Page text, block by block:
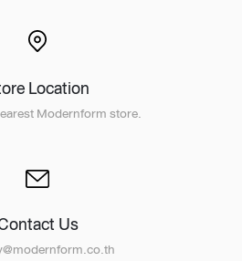
Location
Modernform store.
Us